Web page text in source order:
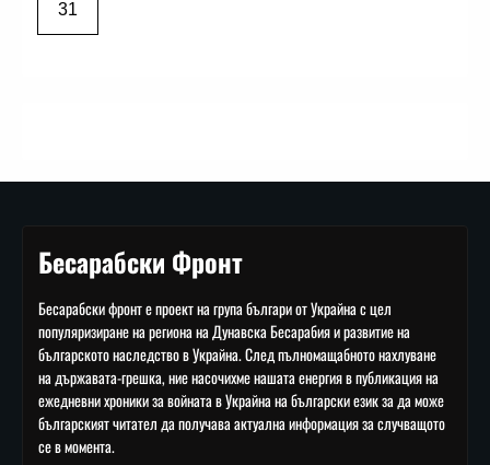
31
Бесарабски Фронт
Бесарабски фронт е проект на група българи от Украйна с цел
популяризиране на региона на Дунавска Бесарабия и развитие на
българското наследство в Украйна. След пълномащабното нахлуване
на държавата-грешка, ние насочихме нашата енергия в публикация на
ежедневни хроники за войната в Украйна на български език за да може
българският читател да получава актуална информация за случващото
се в момента.